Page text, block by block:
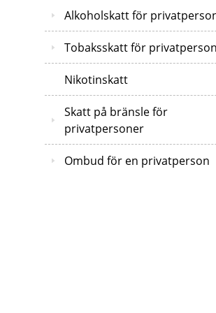
Alkoholskatt för
Tobaksskatt för
Nikotinskatt
Skatt på bränsle för
privatpersoner
Ombud för en privatperson